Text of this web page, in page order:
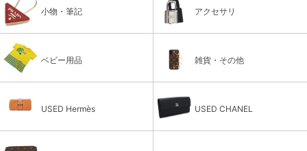
小物・筆記 アクセサリ
ベビー用品 雑貨・その他
USED Hermès USED CHANEL